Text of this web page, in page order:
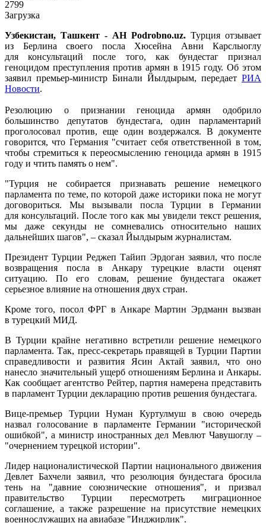
2799
Загрузка
Узбекистан, Ташкент - АН Podrobno.uz. Турция отзывает
из Берлина своего посла Хюсейна Авни Карслыоглу
для консультаций после того, как бундестаг признал
геноцидом преступления против армян в 1915 году. Об этом
заявил премьер-министр Бинали Йылдырым, передает РИА
Новости.
Резолюцию о признании геноцида армян одобрило
большинство депутатов бундестага, один парламентарий
проголосовал против, еще один воздержался. В документе
говорится, что Германия "считает себя ответственной в том,
чтобы стремиться к переосмыслению геноцида армян в 1915
году и чтить память о нем".
"Турция не собирается признавать решение немецкого
парламента по теме, по которой даже историки пока не могут
договориться. Мы вызывали посла Турции в Германии
для консультаций. После того как мы увидели текст решения,
мы даже секунды не сомневались относительно наших
дальнейших шагов", – сказал Йылдырым журналистам.
Президент Турции Реджеп Тайип Эрдоган заявил, что после
возвращения посла в Анкару турецкие власти оценят
ситуацию. По его словам, решение бундестага окажет
серьезное влияние на отношения двух стран.
Кроме того, посол ФРГ в Анкаре Мартин Эрдманн вызван
в турецкий МИД.
В Турции крайне негативно встретили решение немецкого
парламента. Так, пресс-секретарь правящей в Турции Партии
справедливости и развития Ясин Актай заявил, что оно
нанесло значительный ущерб отношениям Берлина и Анкары.
Как сообщает агентство Рейтер, партия намерена представить
в парламент Турции декларацию против решения бундестага.
Вице-премьер Турции Нуман Куртулмуш в свою очередь
назвал голосование в парламенте Германии "исторической
ошибкой", а министр иностранных дел Мевлют Чавушоглу –
"очернением турецкой истории".
Лидер националистической Партии национального движения
Девлет Бахчели заявил, что резолюция бундестага бросила
тень на "давние союзнические отношения", и призвал
правительство Турции пересмотреть миграционное
соглашение, а также разрешение на присутствие немецких
военнослужащих на авиабазе "Инджирлик".